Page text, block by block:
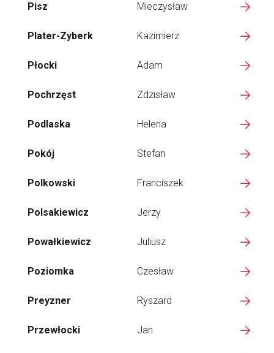
Pisz Mieczysław
Plater-Zyberk Kazimierz
Płocki Adam
Pochrzęst Zdzisław
Podlaska Helena
Pokój Stefan
Polkowski Franciszek
Polsakiewicz Jerzy
Powałkiewicz Juliusz
Poziomka Czesław
Preyzner Ryszard
Przewłocki Jan